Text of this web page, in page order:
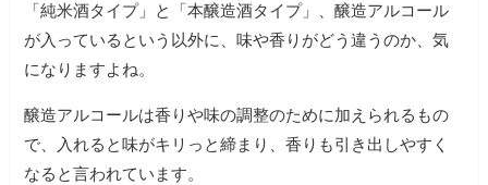
「純米酒タイプ」と「本醸造酒タイプ」、醸造アルコール
が入っているという以外に、味や香りがどう違うのか、気
になりますよね。
醸造アルコールは香りや味の調整のために加えられるもの
で、入れると味がキリっと締まり、香りも引き出しやすく
なると言われています。